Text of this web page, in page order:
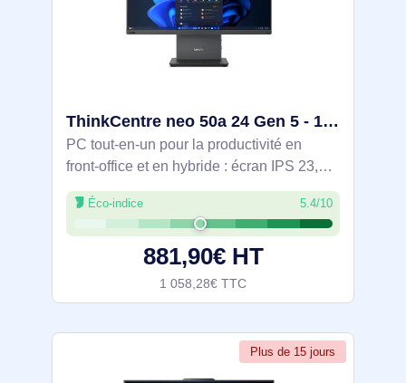
ThinkCentre neo 50a 24 Gen 5 - 12SD0009FR
PC tout-en-un pour la productivité en
front‑office et en hybride : écran IPS 23,8''
Full HD antireflet, Intel Core i5‑13420H, 8
Go DDR5 5200 MHz et SSD NVMe PCIe
4.0 256 Go sous Windows 11 Pro. Wi‑Fi
Éco-indice 5.4/10
881,90€ HT
1 058,28€ TTC
Plus de 15 jours